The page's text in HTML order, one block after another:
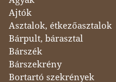
Ajtók
Asztalok, étkezőasztalok
Bárpult, bárasztal
Bárszék
Bárszekrény
Bortartó szekrények